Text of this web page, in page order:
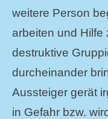
weitere Person
arbeiten und Hilfe
destruktive
durcheinander
Aussteiger gerät
in Gefahr bzw.